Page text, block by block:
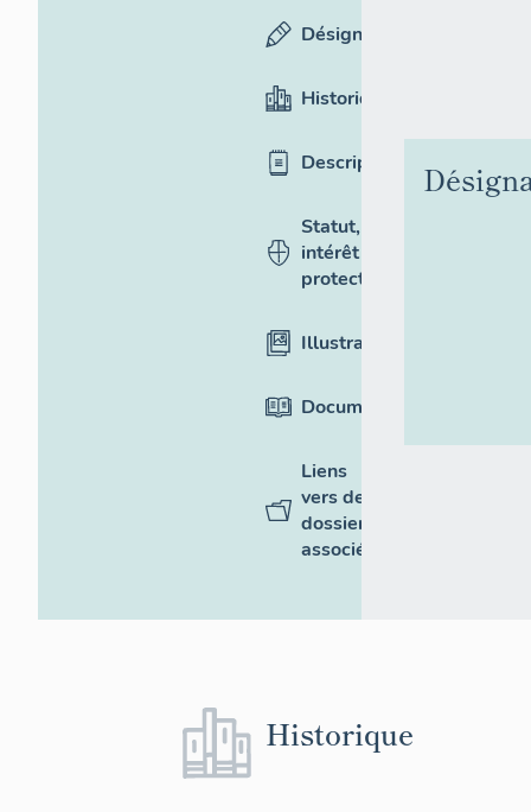
Désignation
Historique
Description
Statut,
intérêt et
protection
Illustrations
Documentation
Liens
vers des
dossiers
associés
Historique